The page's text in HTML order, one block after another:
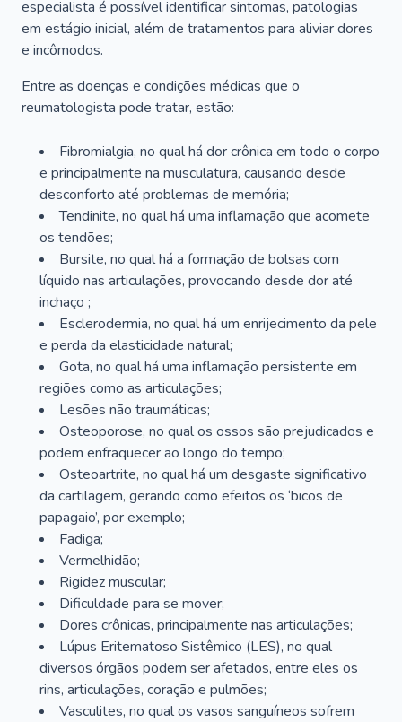
especialista é possível identificar sintomas, patologias
em estágio inicial, além de tratamentos para aliviar dores
e incômodos.
Entre as doenças e condições médicas que o
reumatologista pode tratar, estão:
Fibromialgia, no qual há dor crônica em todo o corpo
e principalmente na musculatura, causando desde
desconforto até problemas de memória;
Tendinite, no qual há uma inflamação que acomete
os tendões;
Bursite, no qual há a formação de bolsas com
líquido nas articulações, provocando desde dor até
inchaço ;
Esclerodermia, no qual há um enrijecimento da pele
e perda da elasticidade natural;
Gota, no qual há uma inflamação persistente em
regiões como as articulações;
Lesões não traumáticas;
Osteoporose, no qual os ossos são prejudicados e
podem enfraquecer ao longo do tempo;
Osteoartrite, no qual há um desgaste significativo
da cartilagem, gerando como efeitos os ‘bicos de
papagaio’, por exemplo;
Fadiga;
Vermelhidão;
Rigidez muscular;
Dificuldade para se mover;
Dores crônicas, principalmente nas articulações;
Lúpus Eritematoso Sistêmico (LES), no qual
diversos órgãos podem ser afetados, entre eles os
rins, articulações, coração e pulmões;
Vasculites, no qual os vasos sanguíneos sofrem